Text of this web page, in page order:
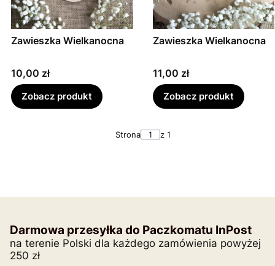
Zawieszka Wielkanocna
Cena
10,00 zł
Zobacz produkt
Zawieszka Wielkanocna
Cena
11,00 zł
Zobacz produkt
Strona z 1
Darmowa przesyłka do Paczkomatu InPost
na terenie Polski dla każdego zamówienia powyżej
250 zł